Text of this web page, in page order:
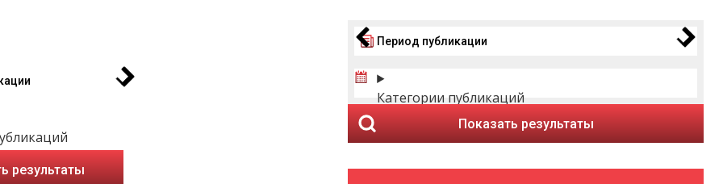
результаты
Период публикации
Категории публикаций
Показать результаты